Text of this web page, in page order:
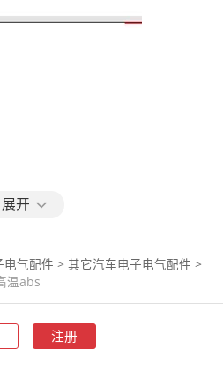
展开
电气配件 > 其它汽车电子电气配件 >
温abs
注册